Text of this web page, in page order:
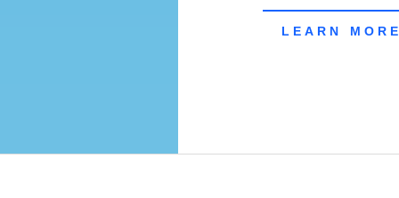
LEARN